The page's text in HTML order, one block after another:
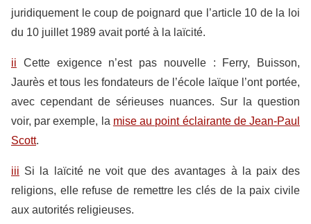
juridiquement le coup de poignard que l’article 10 de la loi
du 10 juillet 1989 avait porté à la laïcité.
ii Cette exigence n’est pas nouvelle : Ferry, Buisson,
Jaurès et tous les fondateurs de l’école laïque l’ont portée,
avec cependant de sérieuses nuances. Sur la question
voir, par exemple, la mise au point éclairante de Jean-Paul
Scott.
iii Si la laïcité ne voit que des avantages à la paix des
religions, elle refuse de remettre les clés de la paix civile
aux autorités religieuses.